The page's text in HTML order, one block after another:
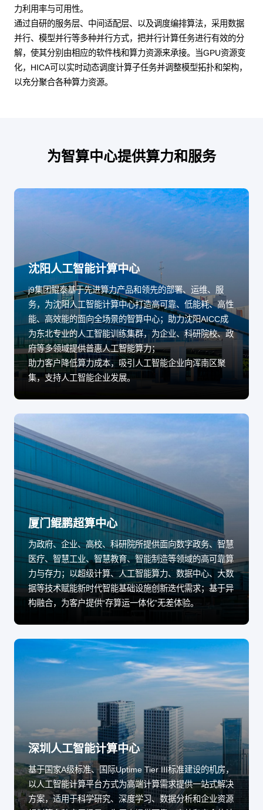
力利用率与可用性。
通过自研的服务层、中间适配层、以及调度编排算法，采用数据
并行、模型并行等多种并行方式，把并行计算任务进行有效的分
解，使其分别由相应的软件栈和算力资源来承接。当GPU资源变
化，HICA可以实时动态调度计算子任务并调整模型拓扑和架构，
以充分聚合各种算力资源。
为智算中心提供算力和服务
沈阳人工智能计算中心
j9集团鲲泰基于先进算力产品和领先的部署、运维、服
务，为沈阳人工智能计算中心打造高可靠、低能耗、高性
能、高效能的面向全场景的智算中心；助力沈阳AICC成
为东北专业的人工智能训练集群，为企业、科研院校、政
府等多领域提供普惠人工智能算力；
助力客户降低算力成本，吸引人工智能企业向浑南区聚
集，支持人工智能企业发展。
厦门鲲鹏超算中心
为政府、企业、高校、科研院所提供面向数字政务、智慧
医疗、智慧工业、智慧教育、智能制造等领域的高可靠算
力与存力；以超级计算、人工智能算力、数据中心、大数
据等技术赋能新时代智能基础设施创新迭代需求；基于异
构融合，为客户提供“存算运一体化”无差体验。
深圳人工智能计算中心
基于国家A级标准、国际Uptime Tier III标准建设的机房，
以人工智能计算平台方式为高端计算需求提供一站式解决
方案，适用于科学研究、深度学习、数据分析和企业资源